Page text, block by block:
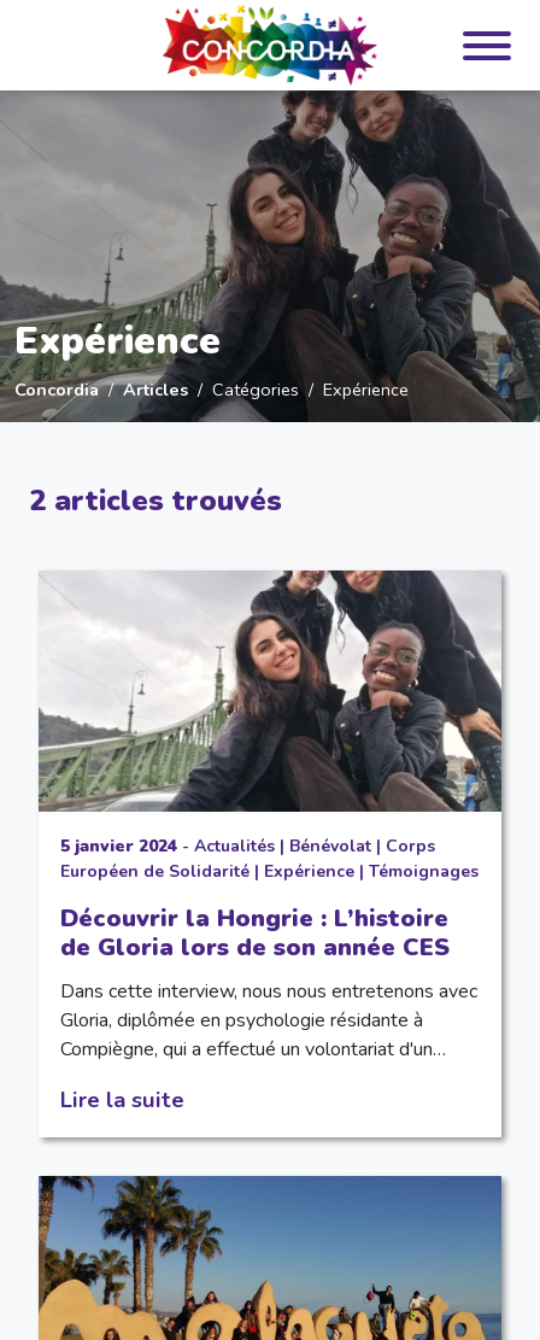
Expérience
Concordia Articles Catégories Expérience
2 articles trouvés
5 janvier 2024- Actualités| Bénévolat| Corps
Européen de Solidarité| Expérience| Témoignages
Découvrir la Hongrie : L’histoire
de Gloria lors de son année CES
Dans cette interview, nous nous entretenons avec
Gloria, diplômée en psychologie résidante à
Compiègne, qui a effectué un volontariat d'un…
Lire la suite
Panneau de gestion des cookies